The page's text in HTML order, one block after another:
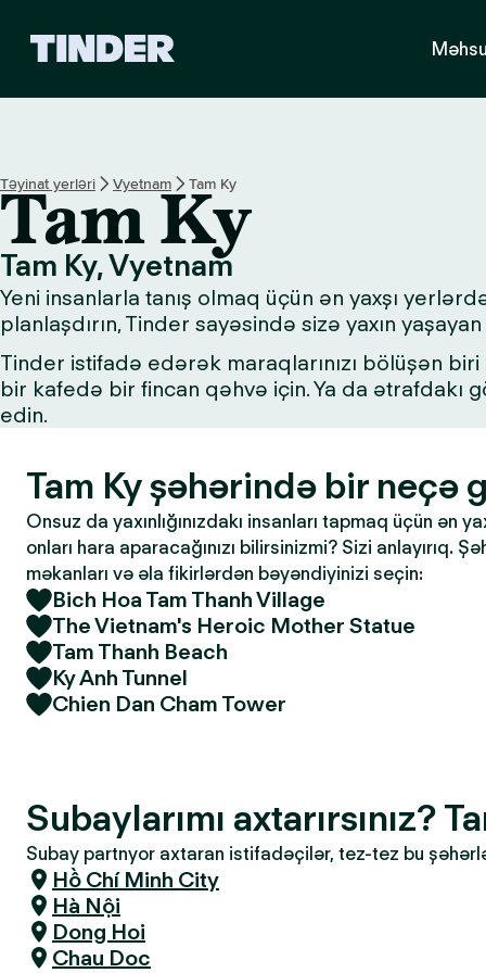
H
o
m
Təyinat yerləri Vyetnam Tam Ky
Tam Ky
Tam Ky, Vyetnam
Yeni insanlarla tanış olmaq üçün ən yaxşı
planlaşdırın, Tinder sayəsində sizə yaxın
Tinder istifadə edərək maraqlarınızı bölüşən
bir kafedə bir fincan qəhvə için. Ya da
edin.
Tam Ky şəhərində bir neçə
Onsuz da yaxınlığınızdakı insanları tapmaq üçün ən
onları hara aparacağınızı bilirsinizmi? Sizi anlayırıq.
məkanları və əla fikirlərdən bəyəndiyinizi seçin:
Bich Hoa Tam Thanh Village
The Vietnam's Heroic Mother Statue
Tam Thanh Beach
Ky Anh Tunnel
Chien Dan Cham Tower
Subaylarımı axtarırsınız?
Subay partnyor axtaran istifadəçilər, tez-tez bu
Hồ Chí Minh City
Hà Nội
Dong Hoi
Chau Doc